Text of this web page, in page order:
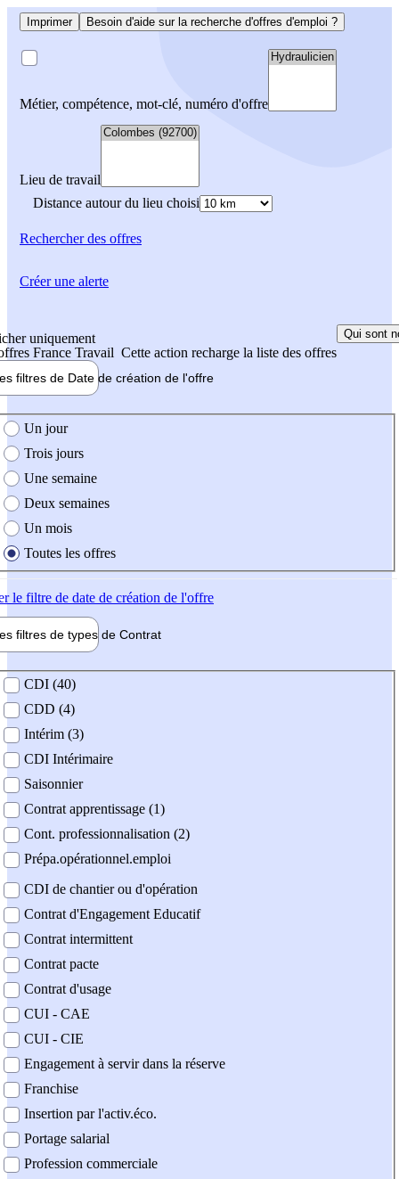
Imprimer Besoin d'aide sur la recherche d'offres d'emploi ?
Métier, compétence, mot-clé, numéro d'offre
Lieu de travail
Distance autour du lieu choisi
Rechercherdes offres
uniquement
France Travail Cette action recharge la liste des offres
Qui sont
filtres de Date de création de l'offre
création de l'offre
Un jour
Trois jours
Une semaine
Deux semaines
Un mois
Toutes les offres
le filtre de date de création de l'offre
filtres de types de Contrat
contrat
CDI (40)
CDD (4)
Intérim (3)
CDI Intérimaire
Saisonnier
Contrat apprentissage (1)
Cont. professionnalisation (2)
Prépa.opérationnel.emploi
CDI de chantier ou d'opération
Contrat d'Engagement Educatif
Contrat intermittent
Contrat pacte
Contrat d'usage
CUI - CAE
CUI - CIE
Engagement à servir dans la réserve
Franchise
Insertion par l'activ.éco.
Portage salarial
Profession commerciale
Créer une alerte